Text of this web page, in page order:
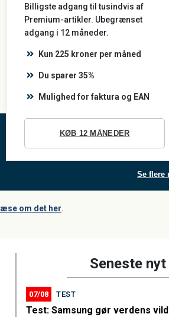
Billigste adgang til tusindvis af
Premium-artikler. Ubegrænset
adgang i 12 måneder.
Kun 225 kroner per måned
Du sparer 35%
Mulighed for faktura og EAN
KØB 12 MÅNEDER
Se flere
læse om det her.
Seneste nyt
07/08 TEST
Test: Samsung gør verdens